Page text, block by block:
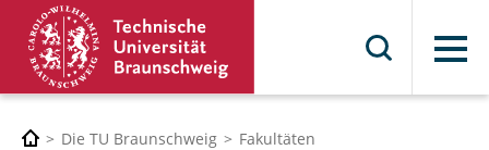
Menü
Die TU Braunschweig
Fakultäten